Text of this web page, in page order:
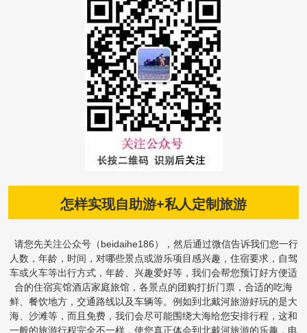
怎样实现自助游+私人定制旅游
请您先关注公众号（beidaihe186），然后通过微信告诉我们您一行
人数，年龄，时间，对哪些景点或游乐项目感兴趣，住宿要求，自驾
车或火车等出行方式，年龄、兴趣爱好等，我们会帮您预订好方便适
合的住宿宾馆酒店家庭旅馆，各景点的团购打折门票，合适的吃海
鲜、餐饮地方，交通路线以及车辆等。例如到北戴河旅游好玩的是大
海、沙滩等，而且免费，我们会尽可能围绕大海给您安排行程，这和
一般的旅游行程完全不一样，使您真正体会到北戴河旅游的乐趣，电